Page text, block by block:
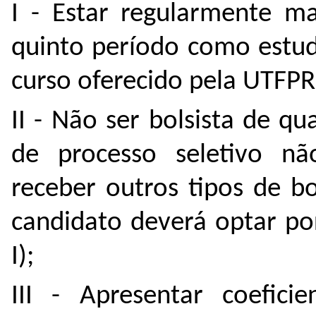
I - Estar regularmente
quinto período como
curso oferecido pela
II - Não ser bolsista de
de processo seletivo
receber outros tipos de
candidato deverá optar
I);
III - Apresentar